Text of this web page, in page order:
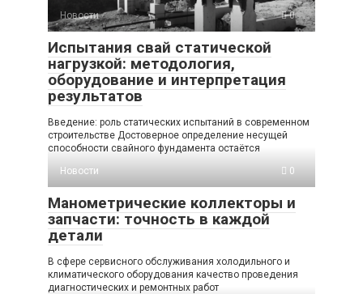
Новости 0
Испытания свай статической
нагрузкой: методология,
оборудование и интерпретация
результатов
Введение: роль статических испытаний в современном
строительстве Достоверное определение несущей
способности свайного фундамента остаётся
Новости
0
Манометрические коллекторы и
запчасти: точность в каждой
детали
В сфере сервисного обслуживания холодильного и
климатического оборудования качество проведения
диагностических и ремонтных работ